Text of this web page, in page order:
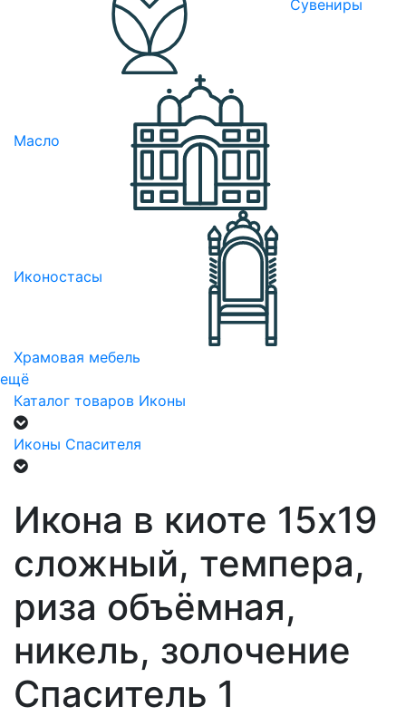
Сувениры
Масло
Иконостасы
Храмовая мебель
ещё
Каталог товаров Иконы
Иконы Спасителя
Икона в киоте 15х19
сложный, темпера,
риза объёмная,
никель, золочение
Спаситель 1